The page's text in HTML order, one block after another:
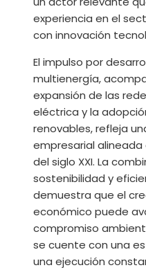
experiencia en el
con innovación
El impulso por
multienergía,
expansión de las
eléctrica y la
renovables, refleja
empresarial
del siglo XXI. La
sostenibilidad y
demuestra que el
económico puede
compromiso
se cuente con una
una ejecución